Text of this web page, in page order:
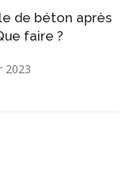
de béton après
faire ?
2023